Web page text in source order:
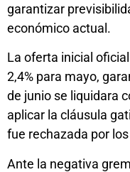
garantizar
económico actual.
La oferta inicial
2,4% para mayo,
de junio se liquidara
aplicar la cláusula
fue rechazada por
Ante la negativa